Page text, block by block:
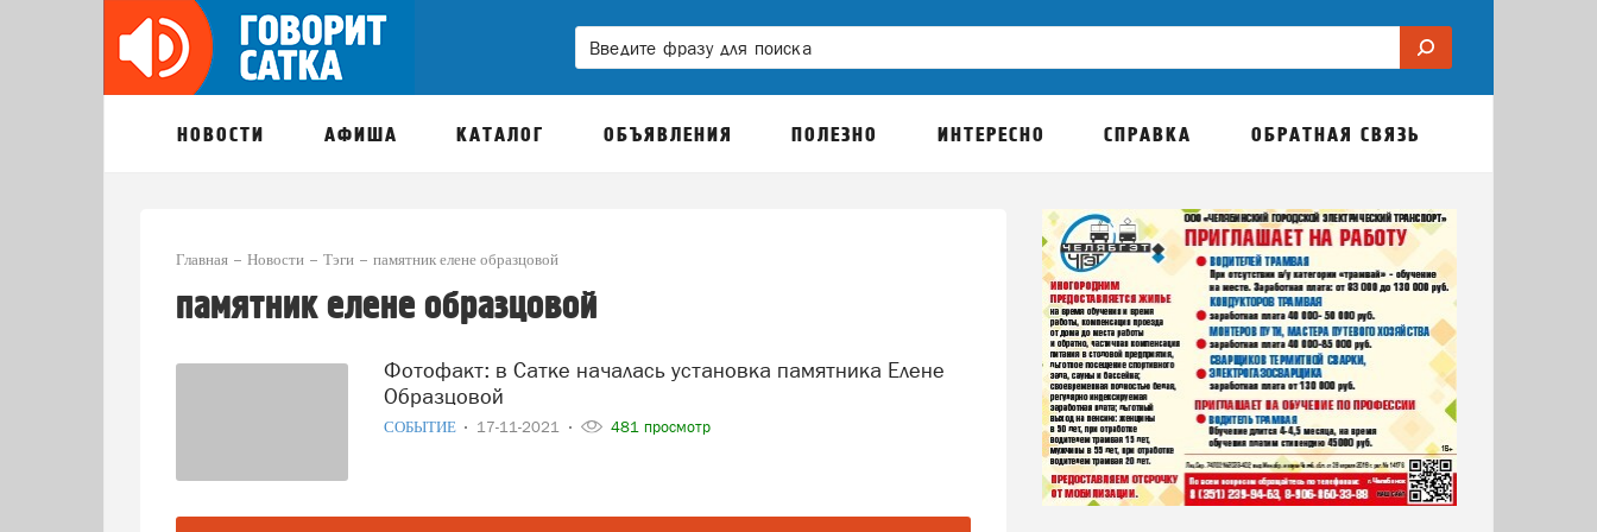
НОВОСТИ АФИША КАТАЛОГ ОБЪЯВЛЕНИЯ ПОЛЕЗНО ИНТЕРЕСНО СПРАВКА ОБРАТНАЯ СВЯЗЬ
Главная Новости Тэги памятник елене образцовой
памятник елене образцовой
Фотофакт: в Сатке началась установка памятника Елене
Образцовой
СОБЫТИЕ 17-11-2021 481 просмотр